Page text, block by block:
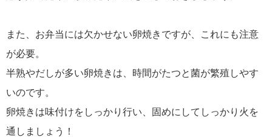
また、お弁当には欠かせない卵焼きですが、これにも注意
が必要。
半熟やだしが多い卵焼きは、時間がたつと菌が繁殖しやす
いのです。
卵焼きは味付けをしっかり行い、固めにしてしっかり火を
通しましょう！